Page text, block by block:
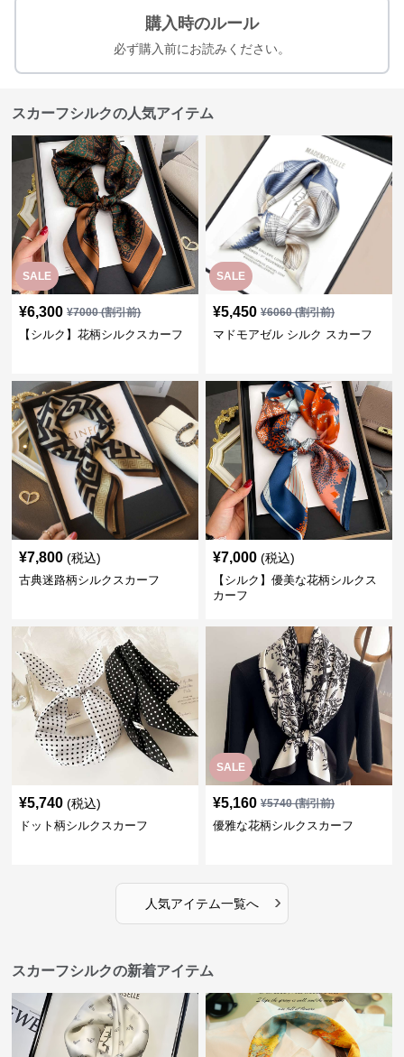
購入時のルール
必ず購入前にお読みください。
スカーフシルクの人気アイテム
SALE
¥6,300 ¥7000(割引前)
【シルク】花柄シルクスカーフ
SALE
¥5,450 ¥6060(割引前)
マドモアゼル シルク スカーフ
¥7,800 (税込)
古典迷路柄シルクスカーフ
¥7,000 (税込)
【シルク】優美な花柄シルクス
カーフ
¥5,740 (税込)
ドット柄シルクスカーフ
SALE
¥5,160 ¥5740(割引前)
優雅な花柄シルクスカーフ
人気アイテム一覧へ ›
スカーフシルクの新着アイテム